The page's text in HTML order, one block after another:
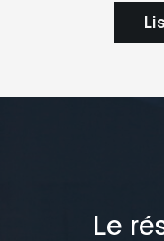
Le